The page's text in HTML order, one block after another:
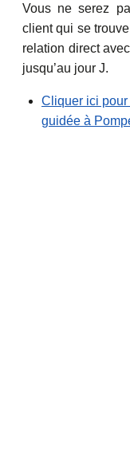
Vous ne serez
client qui se
relation direct
jusqu’au jour J.
Cliquer ici
guidée à